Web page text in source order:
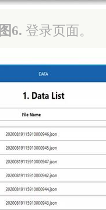
图6. 登录页面。